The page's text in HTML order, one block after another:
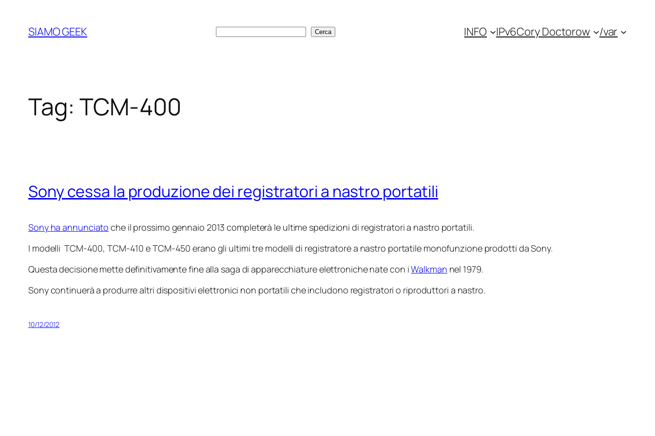
contenuto
SIAMO GEEK Cerca Cerca INFO IPv6Cory Doctorow /var
Tag: TCM-400
Sony cessa la produzione dei registratori a nastro portatili
Sony ha annunciato che il prossimo gennaio 2013 completerà le ultime spedizioni di registratori a nastro portatili.
I modelli TCM-400, TCM-410 e TCM-450 erano gli ultimi tre modelli di registratore a nastro portatile monofunzione prodotti da Sony.
Questa decisione mette definitivamente fine alla saga di apparecchiature elettroniche nate con iWalkman nel 1979.
Sony continuerà a produrre altri dispositivi elettronici non portatili che includono registratori o riproduttori a nastro.
10/12/2012